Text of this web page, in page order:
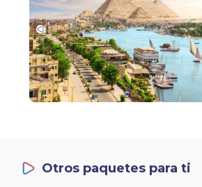
Otros paquetes para ti